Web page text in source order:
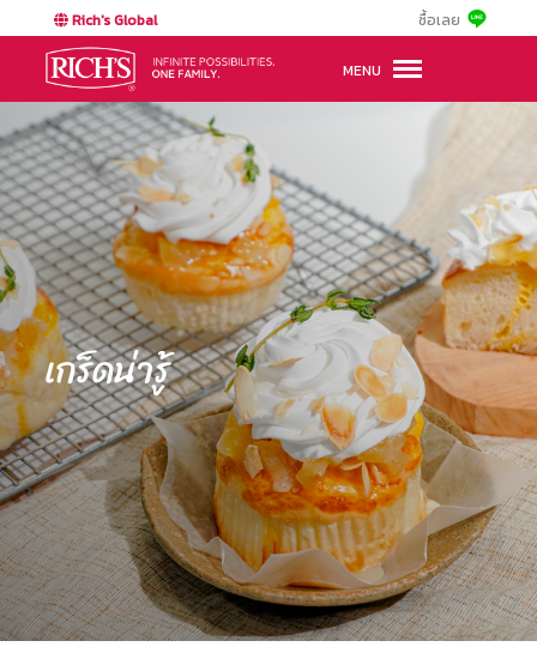
Rich's Global ซื้อเลย
MENU
เกร็ดน่ารู้